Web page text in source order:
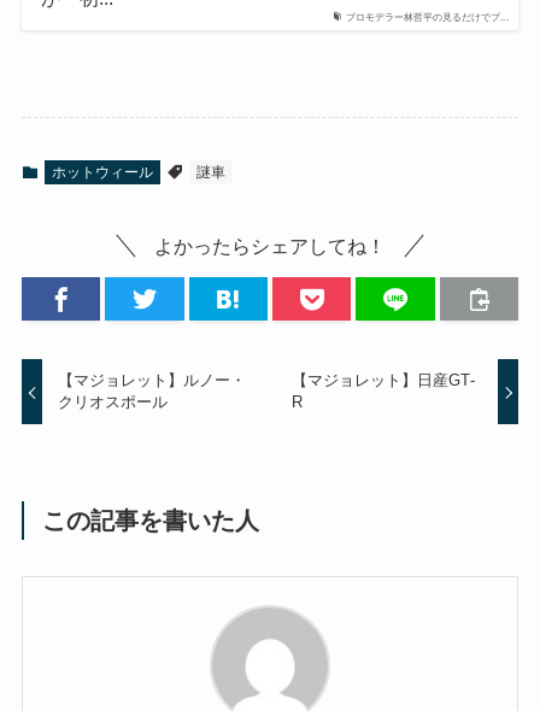
プロモデラー林哲平の見るだけでプ...
ホットウィール 謎車
よかったらシェアしてね！
【マジョレット】ルノー・
クリオスポール
【マジョレット】日産GT‐
R
この記事を書いた人